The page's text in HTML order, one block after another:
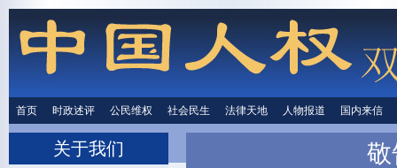
首页 时政述评 公民维权 社会民生 法律天地 人物报道 国内来信
敬
关于我们
时政述评 公民维权 社会民生 法律天地 人物报道 国内来
首页 关